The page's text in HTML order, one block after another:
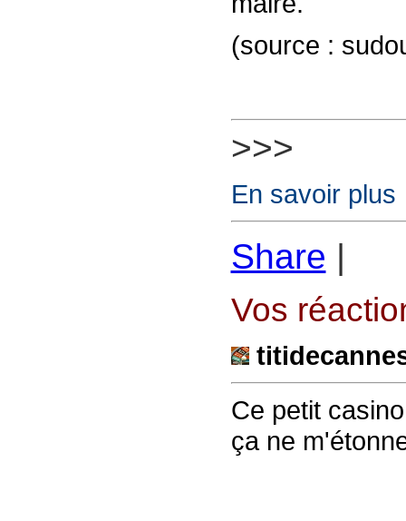
(source :
>>>
En savoir plus
Share |
Vos
Ce petit
ça ne